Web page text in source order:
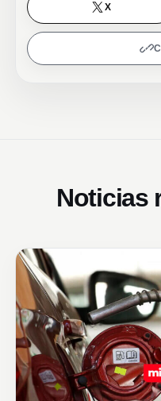
X
Noticias